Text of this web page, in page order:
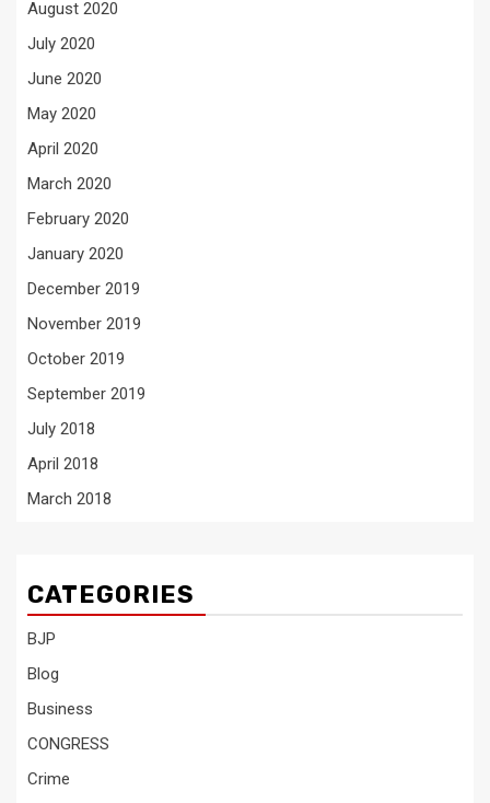
August 2020
July 2020
June 2020
May 2020
April 2020
March 2020
February 2020
January 2020
December 2019
November 2019
October 2019
September 2019
July 2018
April 2018
March 2018
CATEGORIES
BJP
Blog
Business
CONGRESS
Crime